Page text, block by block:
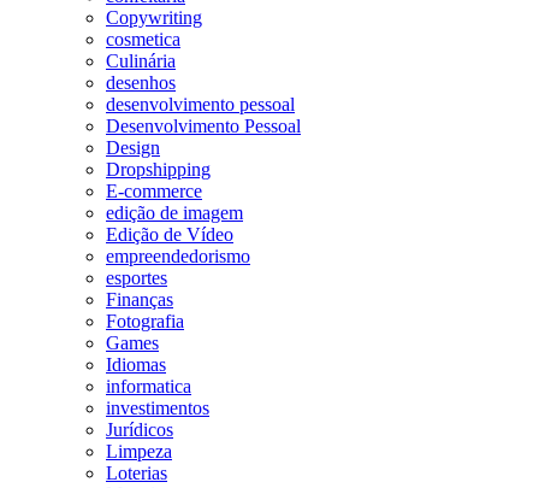
Copywriting
cosmetica
Culinária
desenhos
desenvolvimento pessoal
Desenvolvimento Pessoal
Design
Dropshipping
E-commerce
edição de imagem
Edição de Vídeo
empreendedorismo
esportes
Finanças
Fotografia
Games
Idiomas
informatica
investimentos
Jurídicos
Limpeza
Loterias